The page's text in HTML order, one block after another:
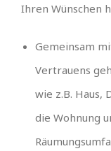
Ihren Wünschen
Gemeinsam
Vertrauens
wie z.B. Haus,
die Wohnung